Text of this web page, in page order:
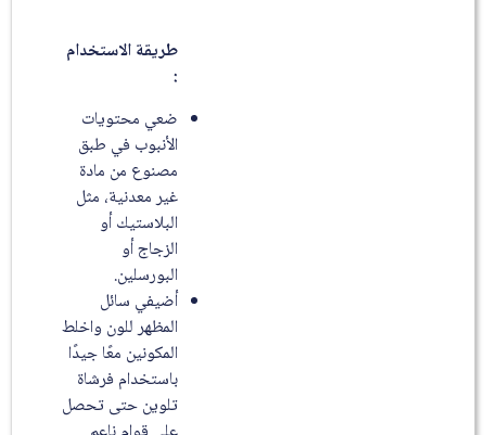
طريقة الاستخدام
:
ضعي محتويات
الأنبوب في طبق
مصنوع من مادة
غير معدنية، مثل
البلاستيك أو
الزجاج أو
البورسلين.
أضيفي سائل
المظهر للون واخلط
المكونين معًا جيدًا
باستخدام فرشاة
تلوين حتى تحصل